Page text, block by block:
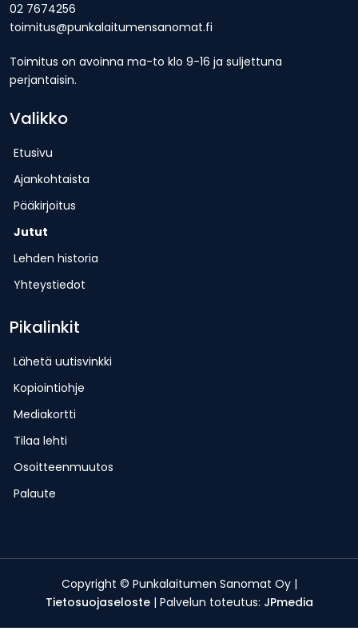
02 7674256
toimitus@punkalaitumensanomat.fi
Toimitus on avoinna ma-to klo 9-16 ja suljettuna
perjantaisin.
Valikko
Etusivu
Ajankohtaista
Pääkirjoitus
Jutut
Lehden historia
Yhteystiedot
Pikalinkit
Lähetä uutisvinkki
Kopiointiohje
Mediakortti
Tilaa lehti
Osoitteenmuutos
Palaute
Copyright © Punkalaitumen Sanomat Oy |
Tietosuojaseloste| Palvelun toteutus: JPmedia